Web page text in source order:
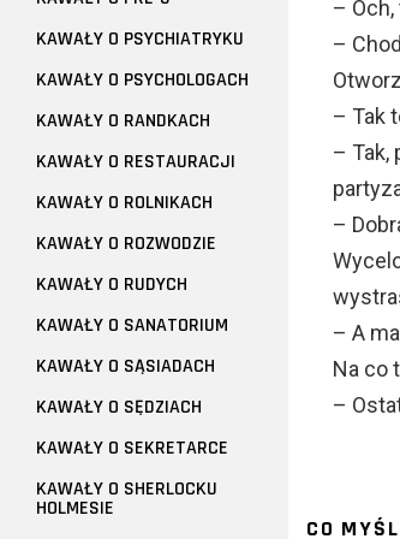
–
–
– Tak
– Tak,
–
– A
Na co
–
CO
KAWAŁY O PSYCHIATRYKU
KAWAŁY O PSYCHOLOGACH
KAWAŁY O RANDKACH
KAWAŁY O RESTAURACJI
KAWAŁY O ROLNIKACH
KAWAŁY O ROZWODZIE
KAWAŁY O RUDYCH
KAWAŁY O SANATORIUM
KAWAŁY O SĄSIADACH
KAWAŁY O SĘDZIACH
KAWAŁY O SEKRETARCE
KAWAŁY O SHERLOCKU
HOLMESIE